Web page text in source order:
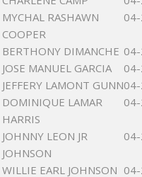
MYCHAL RASHAWN
COOPER
BERTHONY DIMANCHE
JOSE MANUEL GARCIA
JEFFERY LAMONT GUNN
DOMINIQUE LAMAR
HARRIS
JOHNNY LEON JR
JOHNSON
WILLIE EARL JOHNSON